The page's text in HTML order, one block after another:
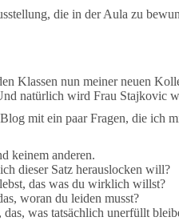
die in der Aula zu
Klassen nun meiner neuen
natürlich wird Frau Stajkovic
Blog mit ein paar Fragen, die
keinem anderen.
dieser Satz herauslocken will?
das was du wirklich willst?
woran du leiden musst?
was tatsächlich unerfüllt